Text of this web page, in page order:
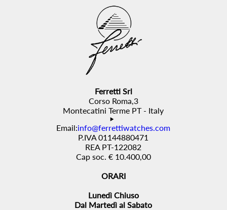
Ferretti Srl
Corso Roma,3
Montecatini Terme PT - Italy
Email:info@ferrettiwatches.com
P.IVA 01144880471
REA PT-122082
Cap soc. € 10.400,00
ORARI
Lunedì Chiuso
Dal Martedì al Sabato